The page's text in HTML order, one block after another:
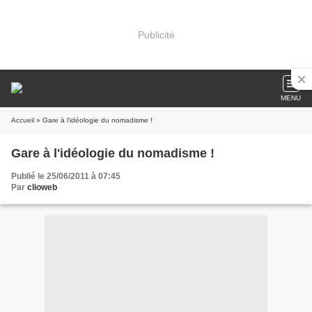
Publicité
MENU
Accueil » Gare à l'idéologie du nomadisme !
Gare à l'idéologie du nomadisme !
Publié le 25/06/2011 à 07:45
Par clioweb